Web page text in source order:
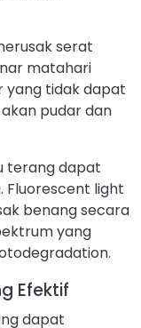
serat
matahari
yang tidak dapat
pudar dan
terang dapat
Fluorescent light
benang secara
yang
Efektif
dapat